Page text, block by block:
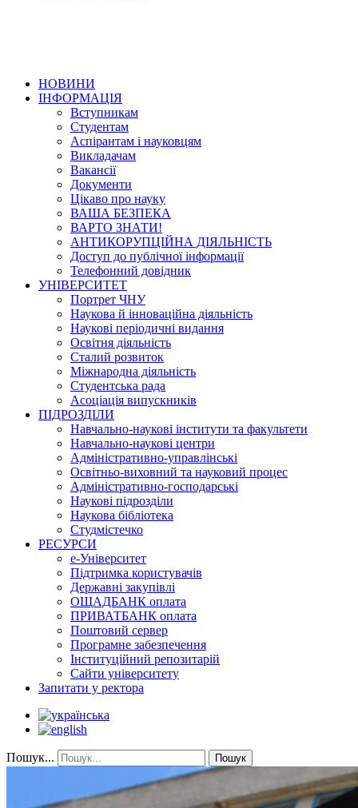
НОВИНИ
ІНФОРМАЦІЯ
Вступникам
Студентам
Аспірантам і науковцям
Викладачам
Вакансії
Документи
Цікаво про науку
ВАША БЕЗПЕКА
ВАРТО ЗНАТИ!
АНТИКОРУПЦІЙНА ДІЯЛЬНІСТЬ
Доступ до публічної інформації
Телефонний довідник
УНІВЕРСИТЕТ
Портрет ЧНУ
Наукова й інноваційна діяльність
Наукові періодичні видання
Освітня діяльність
Сталий розвиток
Міжнародна діяльність
Студентська рада
Асоціація випускників
ПІДРОЗДІЛИ
Навчально-наукові інститути та факультети
Навчально-наукові центри
Адміністративно-управлінські
Освітньо-виховний та науковий процес
Адміністративно-господарські
Наукові підрозділи
Наукова бібліотека
Студмістечко
РЕСУРСИ
е-Університет
Підтримка користувачів
Державні закупівлі
ОЩАДБАНК оплата
ПРИВАТБАНК оплата
Поштовий сервер
Програмне забезпечення
Інституційний репозитарій
Сайти університету
Запитати у ректора
Пошук... Пошук